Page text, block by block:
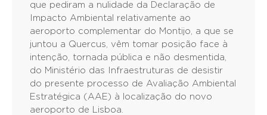
que pediram a nulidade da Declaração de
Impacto Ambiental relativamente ao
aeroporto complementar do Montijo, a que se
juntou a Quercus, vêm tomar posição face à
intenção, tornada pública e não desmentida,
do Ministério das Infraestruturas de desistir
do presente processo de Avaliação Ambiental
Estratégica (AAE) à localização do novo
aeroporto de Lisboa.